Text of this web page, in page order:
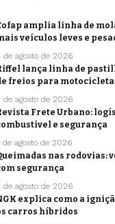
amplia linha de
veículos leves e
de agosto de 2026
lança linha de
freios para
de agosto de 2026
Frete Urbano:
e segurança
de agosto de 2026
nas rodovias:
segurança
de agosto de 2026
explica como a
carros híbridos